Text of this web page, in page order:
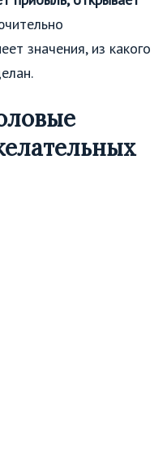
значения, из какого